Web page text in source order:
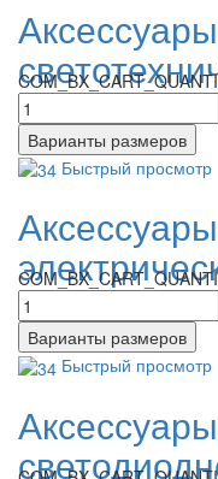
Быстрый просмотр
Быстрый просмотр